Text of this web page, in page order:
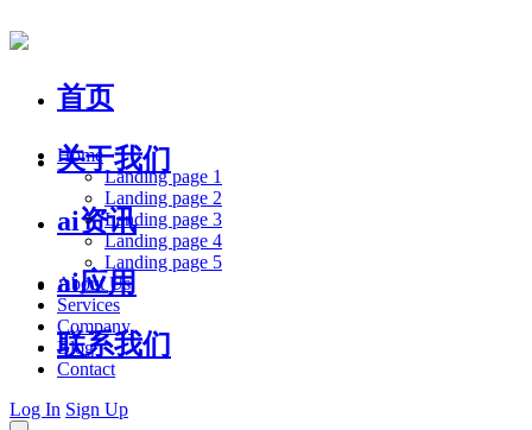
首页
关于我们
ai资讯
ai应用
联系我们
Home
Landing page 1
Landing page 2
Landing page 3
Landing page 4
Landing page 5
About Us
Services
Company
Blog
Contact
Log In Sign Up